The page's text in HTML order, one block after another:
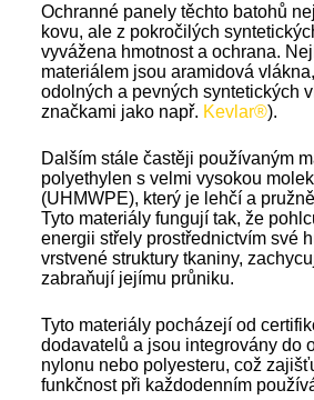
Ochranné panely těchto batohů
kovu, ale z pokročilých
vyvážena hmotnost a ochrana.
materiálem jsou aramidová
odolných a pevných syntetických
značkami jako např. Kevlar®).
Dalším stále častěji používaným
polyethylen s velmi vysokou
(UHMWPE), který je lehčí a
Tyto materiály fungují tak, že
energii střely prostřednictvím své
vrstvené struktury tkaniny,
zabraňují jejímu průniku.
Tyto materiály pocházejí od
dodavatelů a jsou integrovány do
nylonu nebo polyesteru, což
funkčnost při každodenním